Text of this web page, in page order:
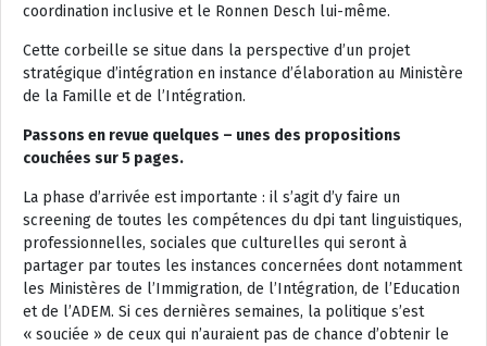
coordination inclusive et le Ronnen Desch lui-même.
Cette corbeille se situe dans la perspective d’un projet
stratégique d’intégration en instance d’élaboration au Ministère
de la Famille et de l’Intégration.
Passons en revue quelques – unes des propositions
couchées sur 5 pages.
La phase d’arrivée est importante : il s’agit d’y faire un
screening de toutes les compétences du dpi tant linguistiques,
professionnelles, sociales que culturelles qui seront à
partager par toutes les instances concernées dont notamment
les Ministères de l’Immigration, de l’Intégration, de l’Education
et de l’ADEM. Si ces dernières semaines, la politique s’est
« souciée » de ceux qui n’auraient pas de chance d’obtenir le